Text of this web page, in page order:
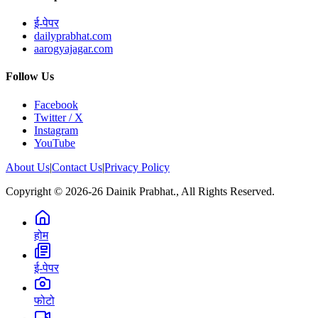
ई-पेपर
dailyprabhat.com
aarogyajagar.com
Follow Us
Facebook
Twitter / X
Instagram
YouTube
About Us|Contact Us|Privacy Policy
Copyright © 2026-26 Dainik Prabhat., All Rights Reserved.
होम
ई-पेपर
फोटो